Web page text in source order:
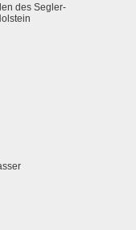
des Segler-